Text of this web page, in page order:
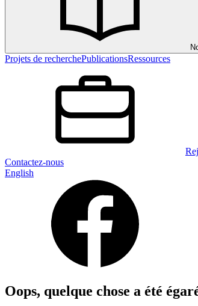
Projets de recherchePublicationsRessources
Contactez-nous
English
Oops, quelque chose a été